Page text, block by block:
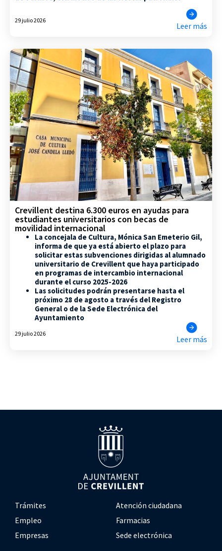
29 julio 2026
Leer más
Crevillent destina 6.300 euros en ayudas para
estudiantes universitarios con becas de
movilidad internacional
La concejala de Cultura, Mónica San Emeterio Gil,
informa de que ya está abierto el plazo para
solicitar estas subvenciones dirigidas al alumnado
universitario de Crevillent que haya participado
en programas de intercambio internacional
durante el curso 2025-2026
Las solicitudes podrán presentarse hasta el
próximo 28 de agosto a través del Registro
General o de la Sede Electrónica del
Ayuntamiento
29 julio 2026
Leer más
Trámites
Atención ciudadana
Empleo
Farmacias
Empresas
Sede electrónica